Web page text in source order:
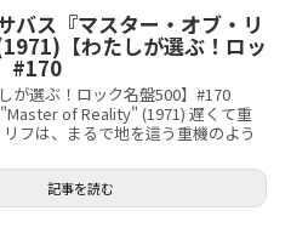
バス『マスター・オブ・リ
【わたしが選ぶ！ロッ
#170
が選ぶ！ロック名盤500】#170
of Reality" (1971) 遅くて重
フは、まるで地を這う重機のよう
記事を読む